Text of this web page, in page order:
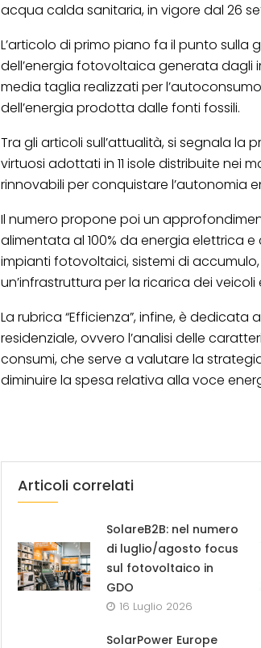
acqua calda sanitaria, in vigore dal 26
L’articolo di primo piano fa il punto sulla
dell’energia fotovoltaica generata
media taglia realizzati per
dell’energia prodotta dalle fonti fossili.
Tra gli articoli sull’attualità, si segnala la
virtuosi adottati in 11 isole distribuite nei
rinnovabili per conquistare l’autonomia
Il numero propone poi un
alimentata al 100% da energia elettrica
impianti fotovoltaici, sistemi di
un’infrastruttura per la ricarica dei veicoli
La rubrica “Efficienza”, infine, è
residenziale, ovvero l’analisi delle
consumi, che serve a valutare la
diminuire la spesa relativa alla voce
Articoli correlati
SolareB2B: nel numero
di luglio/agosto focus
sul fotovoltaico in
GDO
16 Luglio 2026
SolarPower Europe